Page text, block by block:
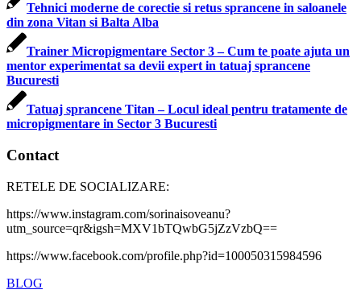
Tehnici moderne de corectie si retus sprancene in saloanele
din zona Vitan si Balta Alba
Trainer Micropigmentare Sector 3 – Cum te poate ajuta un
mentor experimentat sa devii expert in tatuaj sprancene
Bucuresti
Tatuaj sprancene Titan – Locul ideal pentru tratamente de
micropigmentare in Sector 3 Bucuresti
Contact
RETELE DE SOCIALIZARE:
https://www.instagram.com/sorinaisoveanu?
utm_source=qr&igsh=MXV1bTQwbG5jZzVzbQ==
https://www.facebook.com/profile.php?id=100050315984596
BLOG